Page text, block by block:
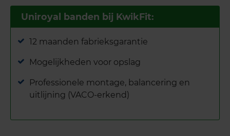
Uniroyal banden bij KwikFit:
12 maanden fabrieksgarantie
Mogelijkheden voor opslag
Professionele montage, balancering en
uitlijning (VACO-erkend)